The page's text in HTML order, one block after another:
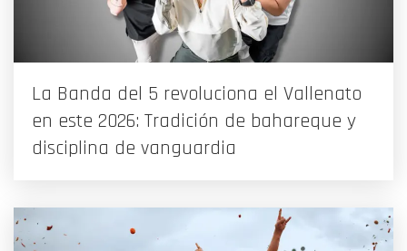
La Banda del 5 revoluciona el Vallenato
en este 2026: Tradición de bahareque y
disciplina de vanguardia